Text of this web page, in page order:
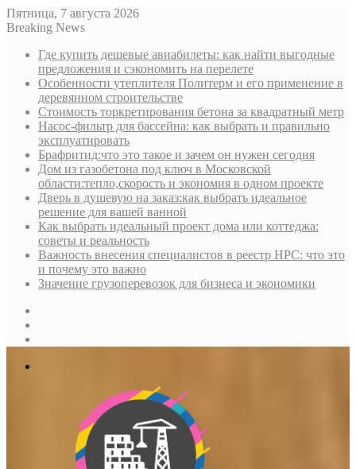
Пятница, 7 августа 2026
Breaking News
Где купить дешевые авиабилеты: как найти выгодные
предложения и сэкономить на перелете
Особенности утеплителя Политерм и его применение в
деревянном строительстве
Стоимость торкретирования бетона за квадратный метр
Насос-фильтр для бассейна: как выбрать и правильно
эксплуатировать
Брафритид:что это такое и зачем он нужен сегодня
Дом из газобетона под ключ в Московской
области:тепло,скорость и экономия в одном проекте
Дверь в душевую на заказ:как выбрать идеальное
решение для вашей ванной
Как выбрать идеальный проект дома или коттеджа:
советы и реальность
Важность внесения специалистов в реестр НРС: что это
и почему это важно
Значение грузоперевозок для бизнеса и экономики